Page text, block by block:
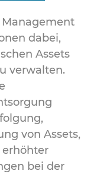
Management
dabei,
Assets
verwalten.
von Assets,
erhöhter
bei der